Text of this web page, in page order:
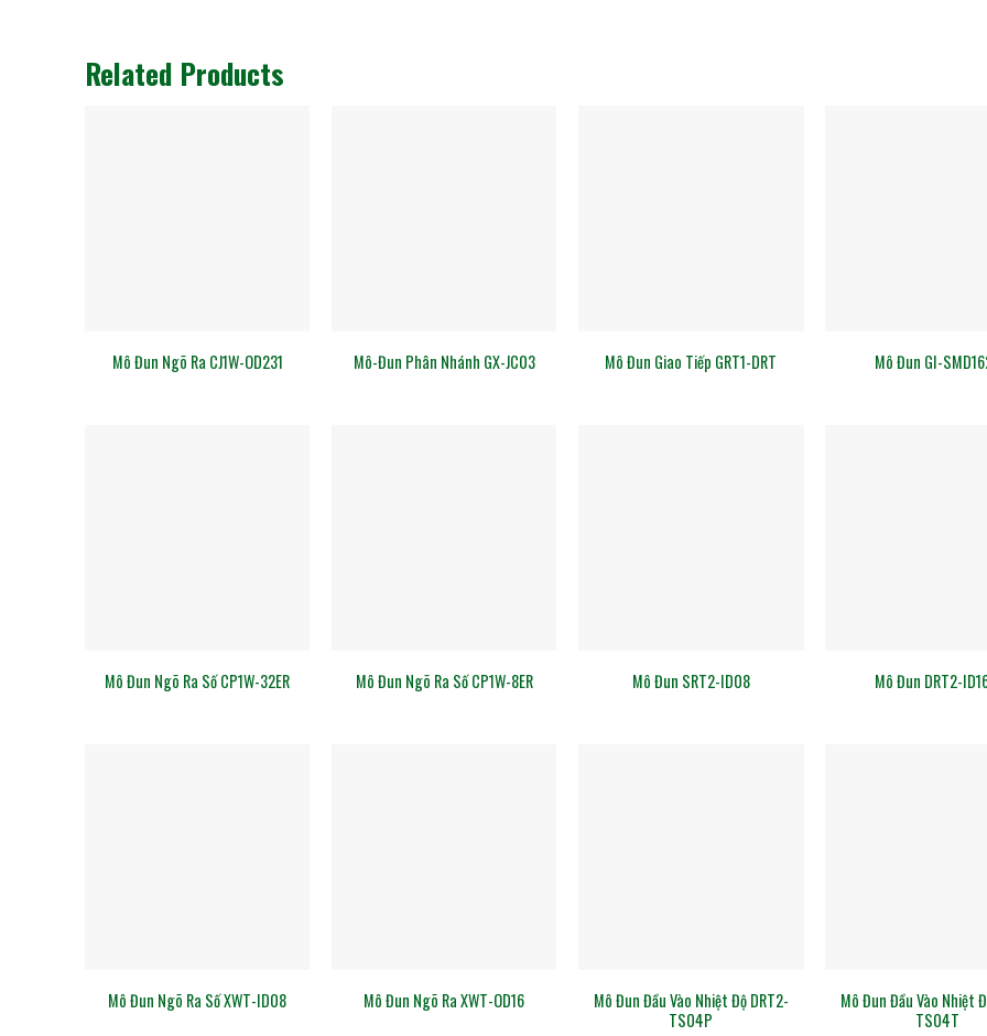
Related Products
Mô Đun Ngõ Ra CJ1W-OD231 Mô-Đun Phân Nhánh GX-JC03 Mô Đun Giao Tiếp GRT1-DRT Mô Đun GI-
Mô Đun Ngõ Ra Số CP1W-32ER Mô Đun Ngõ Ra Số CP1W-8ER Mô Đun SRT2-ID08 Mô Đun DRT2-
Mô Đun Ngõ Ra Số XWT-ID08 Mô Đun Ngõ Ra XWT-OD16
Mô Đun Đầu Vào Nhiệt Độ DRT2-
TS04P
Mô Đun Đầu Vào Nhiệt
TS04T